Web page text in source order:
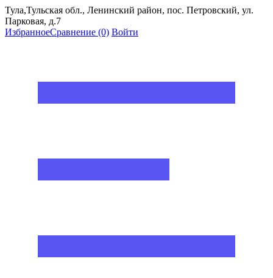
Тула,Тульская обл., Ленинский район, пос. Петровский, ул.
Парковая, д.7
ИзбранноеСравнение (0) Войти